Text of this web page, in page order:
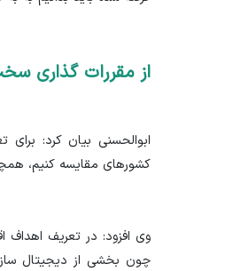
از مقررات گذاری
ابوالحسنی بیان کرد:
کشور‌های مقایسه کنیم،
وی افزود: در تعریف اهداف
چون بخشی از دیجیتال